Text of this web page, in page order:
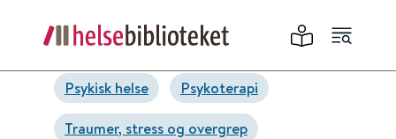
Psykisk helse
Psykoterapi
Traumer, stress og overgrep